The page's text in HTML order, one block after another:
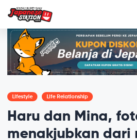
Lifestyle Life Relationship
Haru dan Mina,
menakjubkan dari